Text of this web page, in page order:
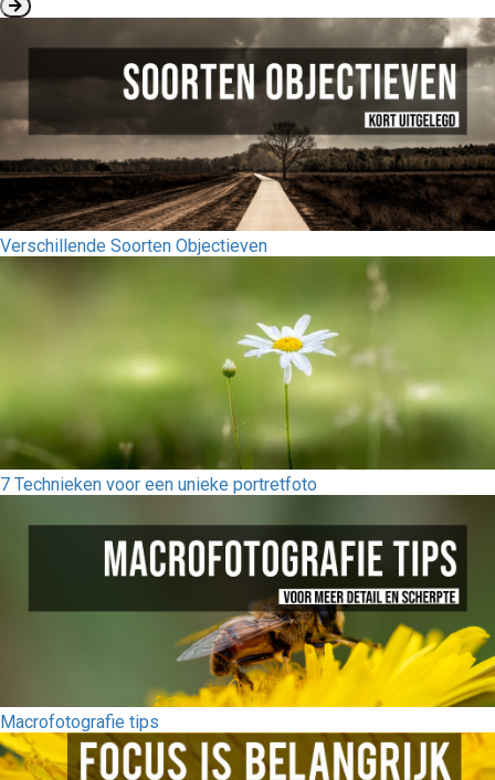
Verschillende Soorten Objectieven
7 Technieken voor een unieke portretfoto
Macrofotografie tips